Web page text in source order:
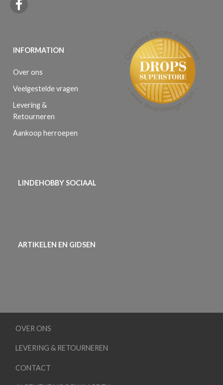
INFORMATION
Over ons
Veelgestelde vragen
Levering &
Retourneren
Aankoop herroepen
LINDEHOBBY SOCIAAL
ARTIKELEN EN GIDSEN
OVER ONS
LEVERING & RETOURNEREN
CONTACT